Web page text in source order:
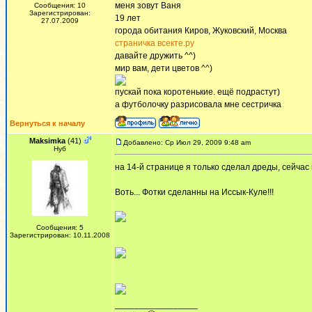
Сообщения: 10
Зарегистрирован:
27.07.2009
меня зовут Ваня
19 лет
города обитания Киров, Жуковский, Москва
страничка всекте.ру
давайте дружить ^^)
мир вам, дети цветов ^^)
пускай пока коротенькие. ещё подрастут)
а футболочку разрисовала мне сестричка
Вернуться к началу
Maksimka(41)
Нуб
Сообщения: 5
Зарегистрирован: 10.11.2008
Добавлено: Ср Июл 29, 2009 9:48 am
на 14-й странице я только сделал дреды,
Воть... Фотки сделанны на Иссык-Куле!!!